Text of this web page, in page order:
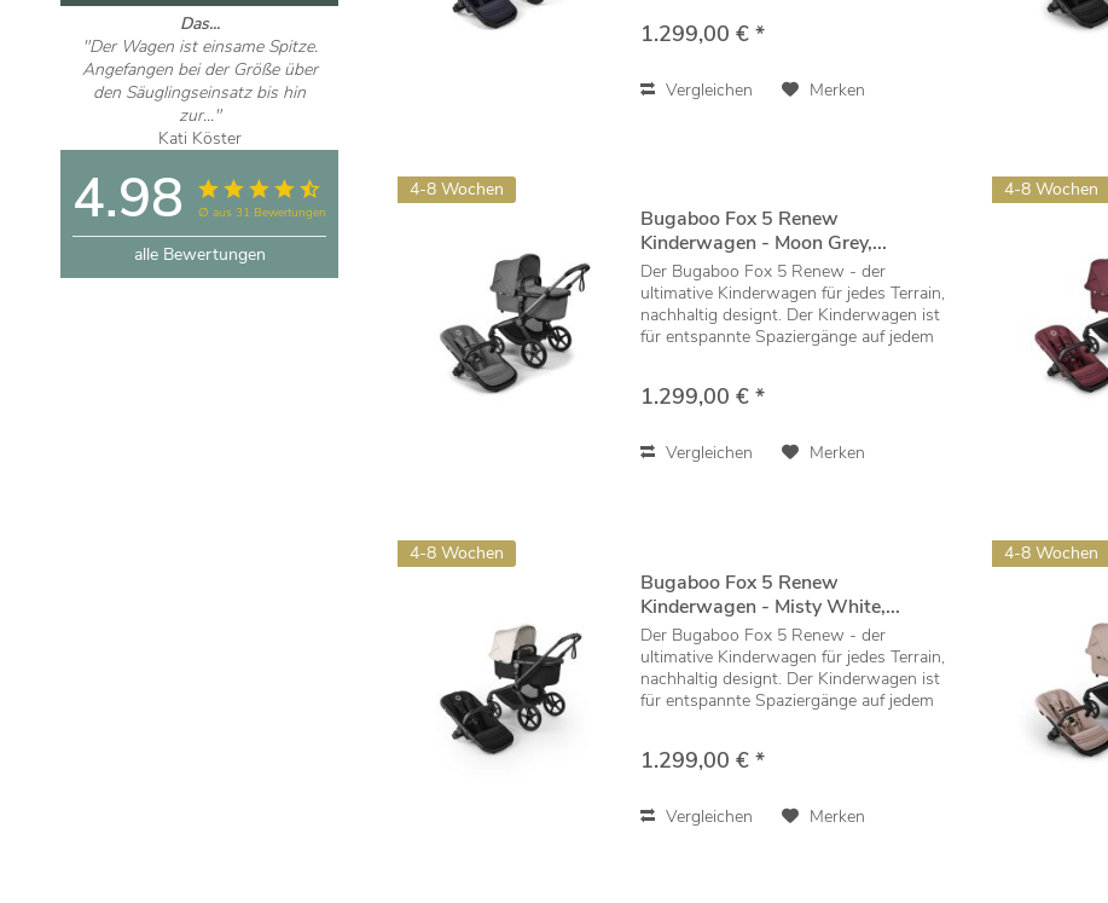
Das...
"Der Wagen ist einsame Spitze.
Angefangen bei der Größe über
den Säuglingseinsatz bis hin
zur..."
Kati Köster
Groß, hell und...
"Danke an das Team vom
Küstenkinderladen! Dank euch
habe ich meinen Traumwagen
gefunden. Unser..."
Carolin H.
4.98 ∅ aus 31 Bewertungen
alle Bewertungen
manövrieren....
1.299,00 € *
Vergleichen Merken
4-8 Wochen
Bugaboo Fox 5 Renew
Kinderwagen - Moon Grey,...
Der Bugaboo Fox 5 Renew - der
ultimative Kinderwagen für jedes Terrain,
nachhaltig designt. Der Kinderwagen ist
für entspannte Spaziergänge auf jedem
manövrieren....
1.299,00 € *
Vergleichen Merken
4-8 Wochen
4-8 Wochen
Bugaboo Fox 5 Renew
Kinderwagen - Misty White,...
Der Bugaboo Fox 5 Renew - der
ultimative Kinderwagen für jedes Terrain,
nachhaltig designt. Der Kinderwagen ist
für entspannte Spaziergänge auf jedem
manövrieren....
1.299,00 € *
Vergleichen Merken
4-8 Wochen